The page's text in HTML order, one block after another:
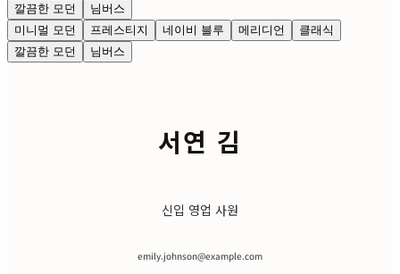
깔끔한 모던
님버스
미니멀 모던
프레스티지 네이비 블루 메리디언
클래식
깔끔한 모던
님버스
서연 김
신입 영업 사원
emily.johnson@example.com